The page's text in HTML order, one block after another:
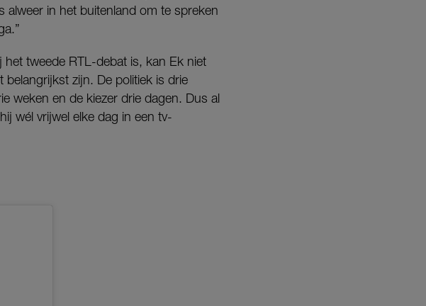
alweer in het buitenland om te spreken
tweede RTL-debat is, kan Ek niet
belangrijkst zijn. De politiek is drie
weken en de kiezer drie dagen. Dus al
wél vrijwel elke dag in een tv-